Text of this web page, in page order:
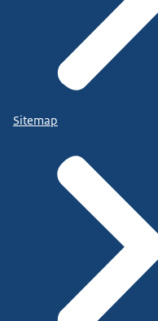
Sitemap